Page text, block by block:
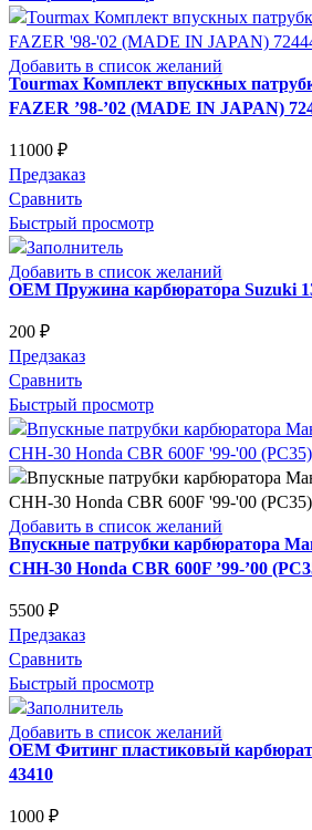
Добавить в список желаний
Tourmax Комплект впускных
FAZER ’98-’02 (MADE IN JAPAN)
11000 ₽
Предзаказ
Сравнить
Быстрый просмотр
Добавить в список желаний
OEM Пружина карбюратора Suzuki
200 ₽
Предзаказ
Сравнить
Быстрый просмотр
Добавить в список желаний
Впускные патрубки карбюратора
CHH-30 Honda CBR 600F ’99-’00
5500 ₽
Предзаказ
Сравнить
Быстрый просмотр
Добавить в список желаний
OEM Фитинг пластиковый
43410
1000 ₽